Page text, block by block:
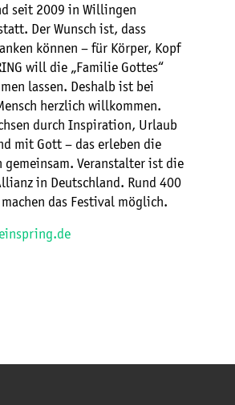
seit 2009 in Willingen
Der Wunsch ist, dass
können – für Körper, Kopf
will die „Familie Gottes“
lassen. Deshalb ist bei
herzlich willkommen.
durch Inspiration, Urlaub
mit Gott – das erleben die
gemeinsam. Veranstalter ist die
in Deutschland. Rund 400
das Festival möglich.